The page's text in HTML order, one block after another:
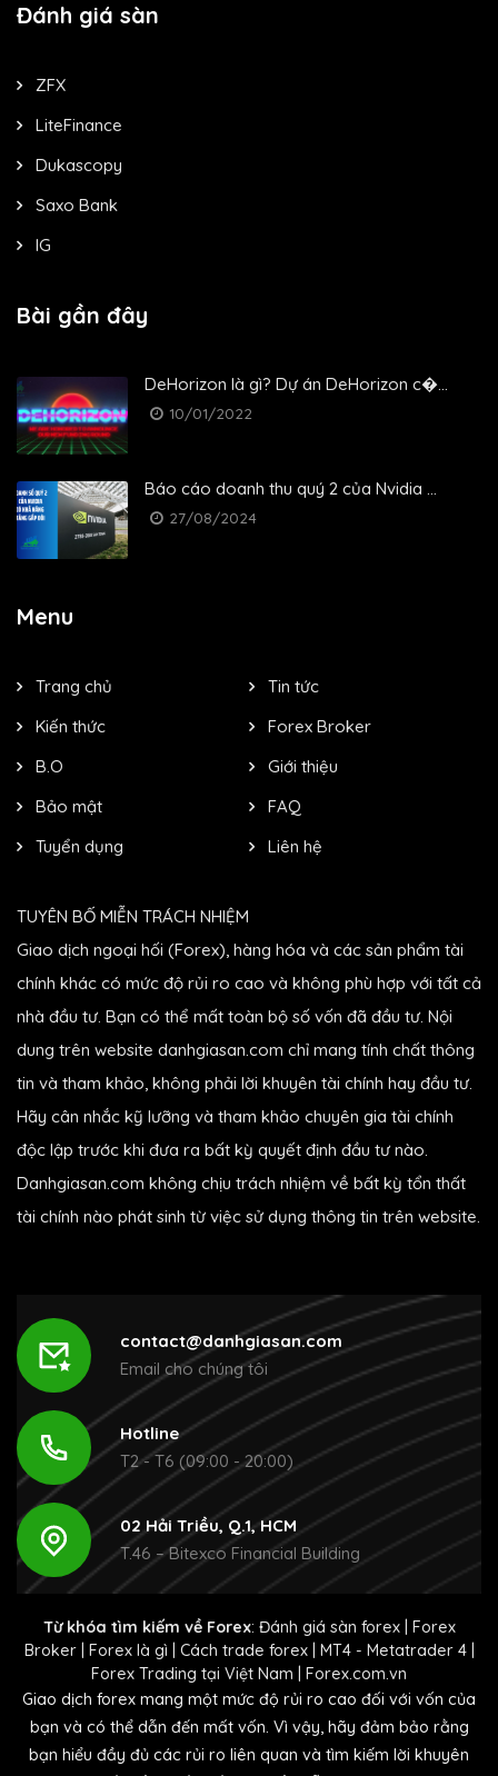
Đánh giá sàn
ZFX
LiteFinance
Dukascopy
Saxo Bank
IG
Bài gần đây
DeHorizon là gì? Dự án DeHorizon c�...
10/01/2022
Báo cáo doanh thu quý 2 của Nvidia ...
27/08/2024
Menu
Trang chủ
Tin tức
Kiến thức
Forex Broker
B.O
Giới thiệu
Bảo mật
FAQ
Tuyển dụng
Liên hệ
TUYÊN BỐ MIỄN TRÁCH NHIỆM
Giao dịch ngoại hối (Forex), hàng hóa và các sản phẩm tài
chính khác có mức độ rủi ro cao và không phù hợp với tất cả
nhà đầu tư. Bạn có thể mất toàn bộ số vốn đã đầu tư. Nội
dung trên website danhgiasan.com chỉ mang tính chất thông
tin và tham khảo, không phải lời khuyên tài chính hay đầu tư.
Hãy cân nhắc kỹ lưỡng và tham khảo chuyên gia tài chính
độc lập trước khi đưa ra bất kỳ quyết định đầu tư nào.
Danhgiasan.com không chịu trách nhiệm về bất kỳ tổn thất
tài chính nào phát sinh từ việc sử dụng thông tin trên website.
contact@danhgiasan.com
Email cho chúng tôi
Hotline
T2 - T6 (09:00 - 20:00)
02 Hải Triều, Q.1, HCM
T.46 – Bitexco Financial Building
Từ khóa tìm kiếm về Forex: Đánh giá sàn forex| Forex
Broker| Forex là gì Cách trade forex| MT4 - Metatrader 4|
Forex Trading tại Việt Nam
Forex.com.vn
Giao dịch forex mang một mức độ rủi ro cao đối với vốn của
bạn và có thể dẫn đến mất vốn. Vì vậy, hãy đảm bảo rằng
bạn hiểu đầy đủ các rủi ro liên quan và tìm kiếm lời khuyên